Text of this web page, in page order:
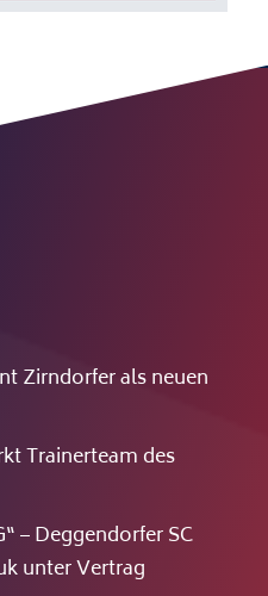
Zirndorfer als neuen
Trainerteam des
– Deggendorfer SC
unter Vertrag